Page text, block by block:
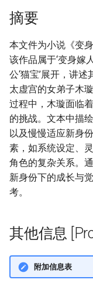
摘要
本文件为小说《变
该作品属于‘变身嫁
公‘猫宝’展开，讲
太虚宫的女弟子木
过程中，木璇面临
的挑战。文本中描
以及慢慢适应新身
素，如系统设定、
角色的复杂关系。
新身份下的成长与
考。
其他信息
附加信息表